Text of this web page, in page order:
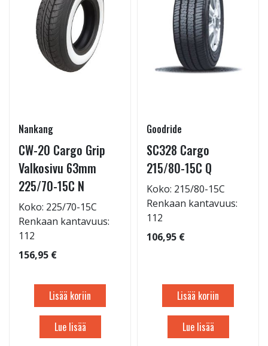
Nankang
CW-20 Cargo Grip
Valkosivu 63mm
225/70-15C N
Koko: 225/70-15C
Renkaan kantavuus:
112
156,95 €
Lisää koriin
Lue lisää
Goodride
SC328 Cargo
215/80-15C Q
Koko: 215/80-15C
Renkaan kantavuus:
112
106,95 €
Lisää koriin
Lue lisää